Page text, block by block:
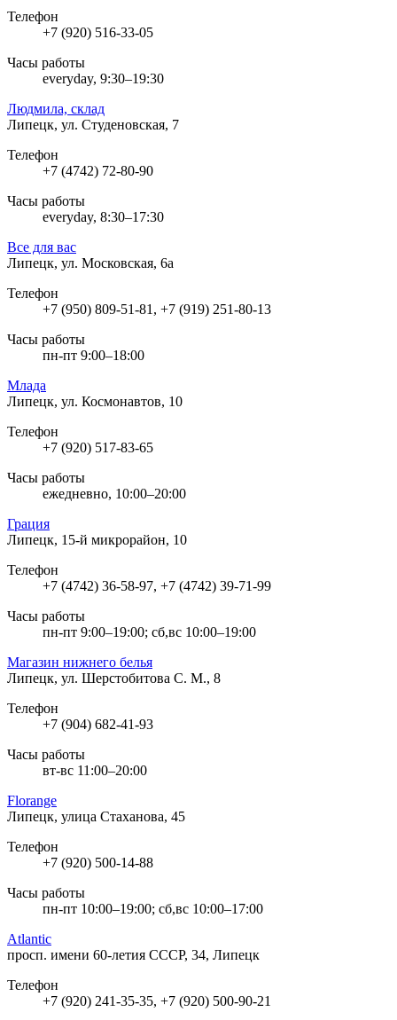
Телефон
+7 (920) 516-33-05
Часы работы
everyday, 9:30–19:30
Людмила, склад
Липецк, ул. Студеновская, 7
Телефон
+7 (4742) 72-80-90
Часы работы
everyday, 8:30–17:30
Все для вас
Липецк, ул. Московская, 6а
Телефон
+7 (950) 809-51-81, +7 (919) 251-80-13
Часы работы
пн-пт 9:00–18:00
Млада
Липецк, ул. Космонавтов, 10
Телефон
+7 (920) 517-83-65
Часы работы
ежедневно, 10:00–20:00
Грация
Липецк, 15-й микрорайон, 10
Телефон
+7 (4742) 36-58-97, +7 (4742) 39-71-99
Часы работы
пн-пт 9:00–19:00; сб,вс 10:00–19:00
Магазин нижнего белья
Липецк, ул. Шерстобитова С. М., 8
Телефон
+7 (904) 682-41-93
Часы работы
вт-вс 11:00–20:00
Florange
Липецк, улица Стаханова, 45
Телефон
+7 (920) 500-14-88
Часы работы
пн-пт 10:00–19:00; сб,вс 10:00–17:00
Atlantic
просп. имени 60-летия СССР, 34, Липецк
Телефон
+7 (920) 241-35-35, +7 (920) 500-90-21